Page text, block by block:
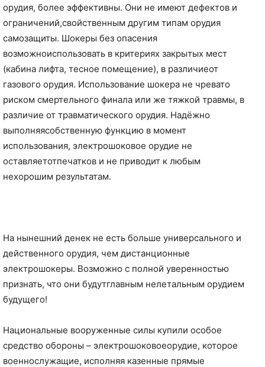
орудия, более эффективны. Они не имеют дефектов и
ограничений,свойственным другим типам орудия
самозащиты. Шокеры без опасения
возможноиспользовать в критериях закрытых мест
(кабина лифта, тесное помещение), в различиеот
газового орудия. Использование шокера не чревато
риском смертельного финала или же тяжкой травмы, в
различие от травматического орудия. Надёжно
выполняясобственную функцию в момент
использования, электрошоковое орудие не
оставляетотпечатков и не приводит к любым
нехорошим результатам.
На нынешний денек не есть больше универсального и
действенного орудия, чем дистанционные
электрошокеры. Возможно с полной уверенностью
признать, что они будутглавным нелетальным орудием
будущего!
Национальные вооруженные силы купили особое
средство обороны – электрошоковоеорудие, которое
военнослужащие, исполняя казенные прямые